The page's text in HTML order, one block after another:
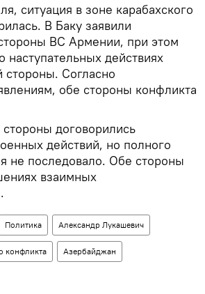
ситуация в зоне карабахского
В Баку заявили
ВС Армении, при этом
наступательных действиях
стороны. Согласно
обе стороны конфликта
договорились
действий, но полного
не последовало. Обе стороны
взаимных
Политика Александр Лукашевич
конфликта Азербайджан